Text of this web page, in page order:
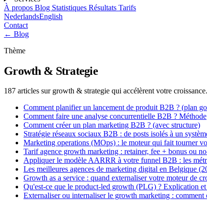
À propos Blog Statistiques Résultats Tarifs
NederlandsEnglish
Contact
← Blog
Thème
Growth & Strategie
187 articles sur growth & strategie qui accélèrent votre croissance.
Comment planifier un lancement de produit B2B ? (plan
Comment faire une analyse concurrentielle B2B ? Méthode
Comment créer un plan marketing B2B ? (avec structure)
Stratégie réseaux sociaux B2B : de posts isolés à un
Marketing operations (MOps) : le moteur qui fait tourner
Tarif agence growth marketing : retainer, fee + bonus ou
Appliquer le modèle AARRR à votre funnel B2B : les
Les meilleures agences de marketing digital en Belgique
Growth as a service : quand externaliser votre moteur de
Qu'est-ce que le product-led growth (PLG) ? Explication et
Externaliser ou internaliser le growth marketing : comment